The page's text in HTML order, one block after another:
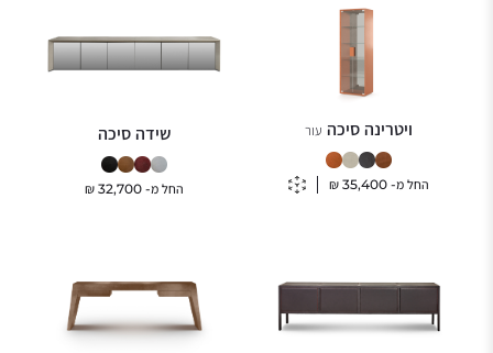
ויטרינה סיכה עור
החל מ- 35,400
₪
שידה סיכה
החל מ- 32,700
₪